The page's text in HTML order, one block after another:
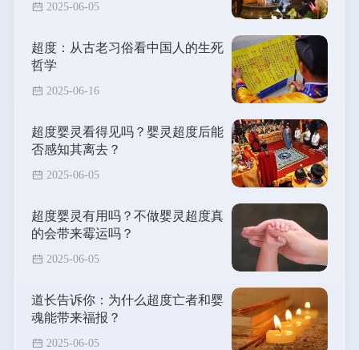
2025-06-05
超度：从古老习俗看中国人的生死
哲学
2025-06-16
超度婴灵看得见吗？婴灵超度后能
否感知其离去？
2025-06-05
超度婴灵有用吗？不做婴灵超度真
的会带来霉运吗？
2025-06-05
道长告诉你：为什么超度亡者和婴
魂能带来福报？
2025-06-05